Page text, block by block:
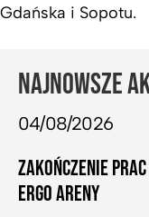
Gdańska i Sopotu.
NAJNOWSZE
04/08/2026
ZAKOŃCZENIE
ERGO ARENY